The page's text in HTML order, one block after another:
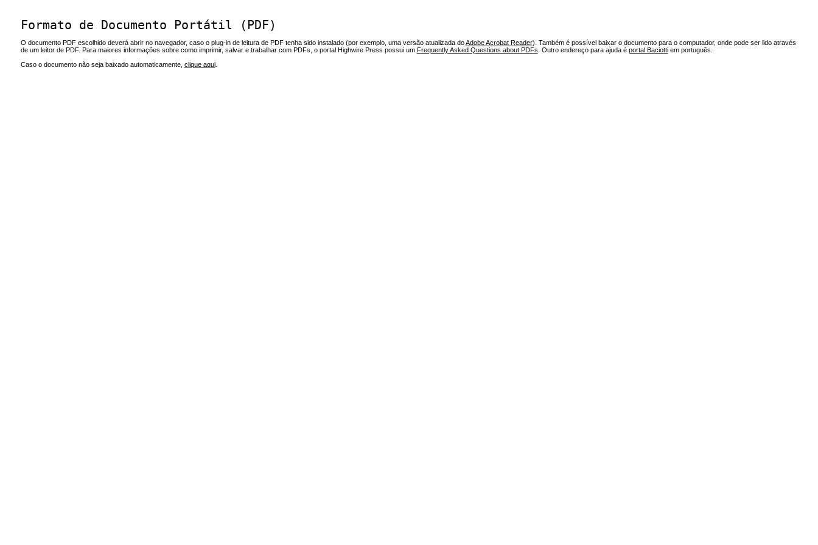
Formato de Documento Portátil (PDF)
O documento PDF escolhido deverá abrir no navegador, caso o plug-in de leitura de PDF tenha sido instalado (por exemplo, uma versão atualizada doAdobe Acrobat Reader). Também é possível baixar o documento para o computador, onde pode ser lido através
de um leitor de PDF. Para maiores informações sobre como imprimir, salvar e trabalhar com PDFs, o portal Highwire Press possui um Frequently Asked Questions about PDFs . Outro endereço para ajuda é portal Baciottiem português.
Caso o documento não seja baixado automaticamente, clique aqui.